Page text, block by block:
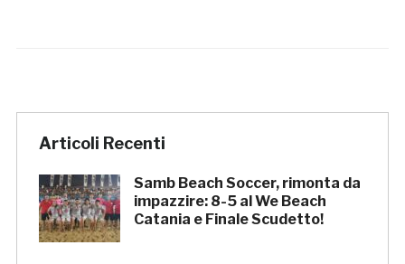
Articoli Recenti
Samb Beach Soccer, rimonta da
impazzire: 8-5 al We Beach
Catania e Finale Scudetto!